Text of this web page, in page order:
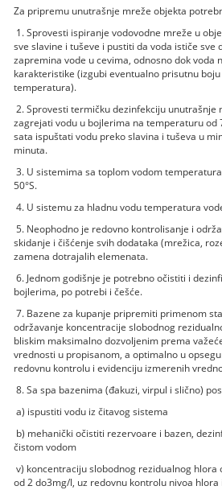
Za pripremu unutrašnje mreže objekta
1. Sprovesti ispiranje vodovodne mreže u
sve slavine i tuševe i pustiti da voda ističe sve
zapremina vode u cevima, odnosno dok voda
karakteristike (izgubi eventualno prisutnu
temperatura).
2. Sprovesti termičku dezinfekciju unutrašnje
zagrejati vodu u bojlerima na temperaturu od
sata ispuštati vodu preko slavina i tuševa u
minuta.
3. U sistemima sa toplom vodom
50°S.
4. U sistemu za hladnu vodu temperatura
5. Neophodno je redovno kontrolisanje i
skidanje i čišćenje svih dodataka (mrežica,
zamena dotrajalih elemenata.
6. Jednom godišnje je potrebno očistiti i
bojlerima, po potrebi i češće.
7. Bazene za kupanje pripremiti primenom
održavanje koncentracije slobodnog
bliskim maksimalno dozvoljenim prema
vrednosti u propisanom, a optimalno u
redovnu kontrolu i evidenciju izmerenih
8. Sa spa bazenima (đakuzi, virpul i slično)
a) ispustiti vodu iz čitavog sistema
b) mehanički očistiti rezervoare i bazen,
čistom vodom
v) koncentraciju slobodnog rezidualnog hlora
od 2 do3mg/l, uz redovnu kontrolu nivoa hlora